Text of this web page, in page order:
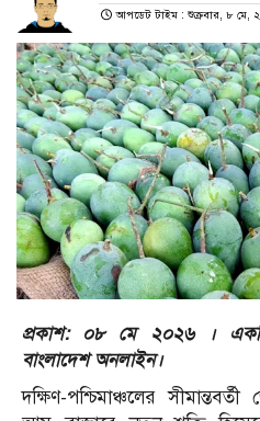
আপডেট টাইম : শুক্রবার, ৮ মে,
প্রকাশ: ০৮ মে ২০২৬ ।
বাংলাদেশ অনলাইন।
দক্ষিণ-পশ্চিমাঞ্চলের